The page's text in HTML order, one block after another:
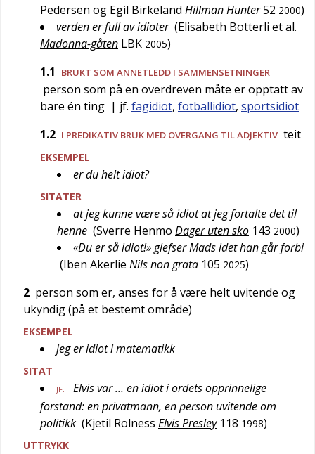
Pedersen og Egil Birkeland Hillman Hunter52 2000)
verden er full av idioter (Elisabeth Botterli et al.
Madonna-gåten LBK 2005)
1.1
BRUKT SOM ANNETLEDD I SAMMENSETNINGER
person som på en overdreven måte er opptatt av
bare én ting | jf. fagidiot, fotballidiot, sportsidiot
1.2 I PREDIKATIV BRUK MED OVERGANG TIL ADJEKTIV teit
EKSEMPEL
er du helt idiot?
SITATER
at jeg kunne være så idiot at jeg fortalte det til
henne (Sverre Henmo Dager uten sko 143 2000)
«Du er så idiot!» glefser Mads idet han går forbi
(Iben Akerlie Nils non grata 105 2025)
2 person som er, anses for å være helt uvitende og
ukyndig (på et bestemt område)
EKSEMPEL
jeg er idiot i matematikk
SITAT
JF.
Elvis var … en idiot i ordets opprinnelige
forstand: en privatmann, en person uvitende om
politikk (Kjetil Rolness Elvis Presley 118 1998)
UTTRYKK